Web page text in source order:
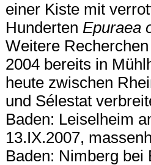
einer Kiste mit
Hunderten Epuraea
Weitere
2004 bereits in
heute zwischen
und Sélestat
Baden: Leiselheim
13.IX.2007,
Baden: Nimberg bei